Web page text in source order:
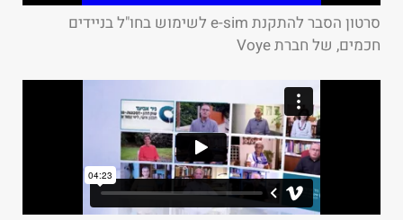
סרטון הסבר להתקנת e-sim לשימוש בחו"ל בניידים
חכמים, של חברת Voye